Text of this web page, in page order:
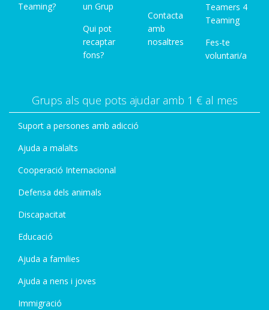
Teaming?
un Grup
Qui pot
recaptar
fons?
Contacta
amb
nosaltres
Teamers 4
Teaming
Fes-te
voluntari/a
Grups als que pots ajudar amb 1 € al mes
Suport a persones amb adicció
Ajuda a malalts
Cooperació Internacional
Defensa dels animals
Discapacitat
Educació
Ajuda a families
Ajuda a nens i joves
Immigració